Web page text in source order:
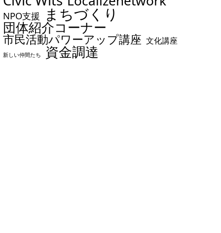
NPO支援 まちづくり
団体紹介コーナー
市民活動パワーアップ講座 文化講座
新しい仲間たち 資金調達